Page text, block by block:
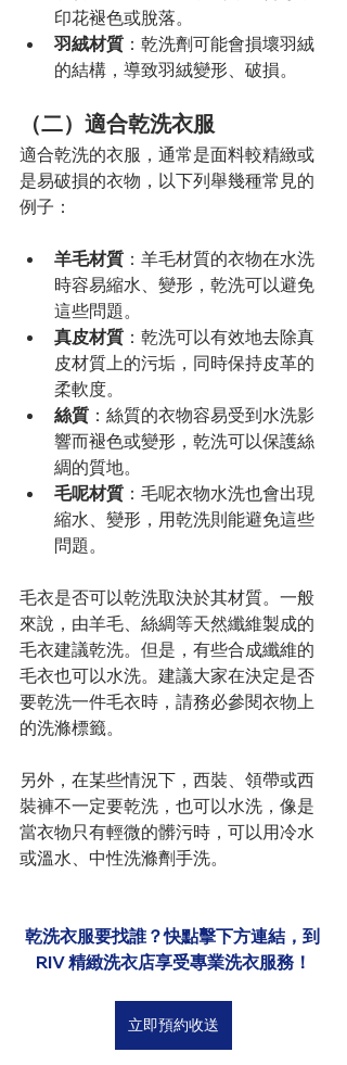
印花褪色或脫落。
羽絨材質 ：乾洗劑可能會損壞羽絨
的結構，導致羽絨變形、破損。
（二）適合乾洗衣服
適合乾洗的衣服，通常是面料較精緻或
是易破損的衣物，以下列舉幾種常見的
例子：
羊毛材質 ：羊毛材質的衣物在水洗
時容易縮水、變形，乾洗可以避免
這些問題。
真皮材質 ：乾洗可以有效地去除真
皮材質上的污垢，同時保持皮革的
柔軟度。
絲質 ：絲質的衣物容易受到水洗影
響而褪色或變形，乾洗可以保護絲
綢的質地。
毛呢材質 ：毛呢衣物水洗也會出現
縮水、變形，用乾洗則能避免這些
問題。
毛衣是否可以乾洗取決於其材質。一般
來說，由羊毛、絲綢等天然纖維製成的
毛衣建議乾洗。但是，有些合成纖維的
毛衣也可以水洗。建議大家在決定是否
要乾洗一件毛衣時，請務必參閱衣物上
的洗滌標籤。
另外，在某些情況下，西裝、領帶或西
裝褲不一定要乾洗，也可以水洗，像是
當衣物只有輕微的髒污時，可以用冷水
或溫水、中性洗滌劑手洗。
乾洗衣服要找誰？快點擊下方連結，到
RIV 精緻洗衣店享受專業洗衣服務！
立即預約收送